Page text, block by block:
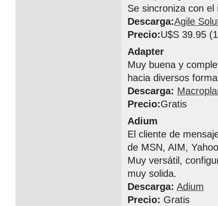
Se sincroniza con
Descarga:Agile
Precio:U$S 39.95
Adapter
Muy buena y
hacia diversos
Descarga:
Precio:Gratis
Adium
El cliente de
de MSN, AIM,
Muy versátil,
muy solida.
Descarga: Adium
Precio: Gratis